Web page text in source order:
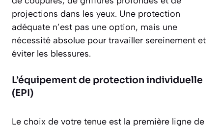
projections dans les yeux. Une protection
adéquate n’est pas une option, mais une
nécessité absolue pour travailler sereinement et
éviter les blessures.
L’équipement de protection individuelle
(EPI)
Le choix de votre tenue est la première ligne de